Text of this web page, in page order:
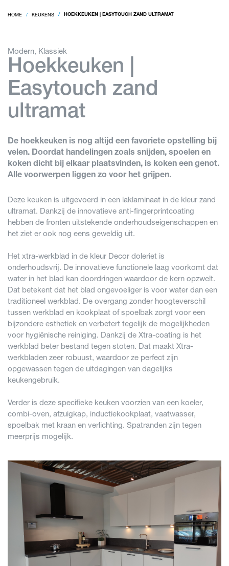
HOME KEUKENS HOEKKEUKEN | EASYTOUCH ZAND ULTRAMAT
Modern, Klassiek
Hoekkeuken |
Easytouch zand
ultramat
De hoekkeuken is nog altijd een favoriete opstelling bij
velen. Doordat handelingen zoals snijden, spoelen en
koken dicht bij elkaar plaatsvinden, is koken een genot.
Alle voorwerpen liggen zo voor het grijpen.
Deze keuken is uitgevoerd in een laklaminaat in de kleur zand
ultramat. Dankzij de innovatieve anti-fingerprintcoating
hebben de fronten uitstekende onderhoudseigenschappen en
het ziet er ook nog eens geweldig uit.
Het xtra-werkblad in de kleur Decor doleriet is
onderhoudsvrij. De innovatieve functionele laag voorkomt dat
water in het blad kan doordringen waardoor de kern opzwelt.
Dat betekent dat het blad ongevoeliger is voor water dan een
traditioneel werkblad. De overgang zonder hoogteverschil
tussen werkblad en kookplaat of spoelbak zorgt voor een
bijzondere esthetiek en verbetert tegelijk de mogelijkheden
voor hygiënische reiniging. Dankzij de Xtra-coating is het
werkblad beter bestand tegen stoten. Dat maakt Xtra-
werkbladen zeer robuust, waardoor ze perfect zijn
opgewassen tegen de uitdagingen van dagelijks
keukengebruik.
Verder is deze specifieke keuken voorzien van een koeler,
combi-oven, afzuigkap, inductiekookplaat, vaatwasser,
spoelbak met kraan en verlichting. Spatranden zijn tegen
meerprijs mogelijk.